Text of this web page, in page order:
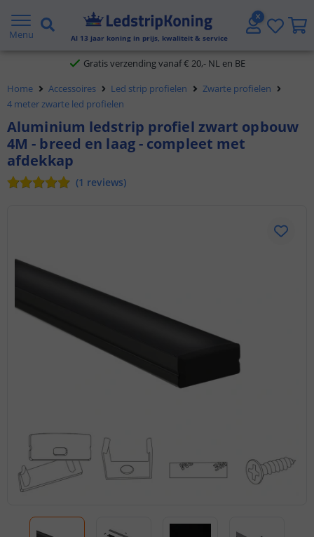
Menu Al 13 jaar koning in prijs, kwaliteit & service
5 jaar garantie
Gratis verzending vanaf € 20,- NL en BE
Klantbeoordeling 9.1
Voor 23:45 uur besteld,morgen in huis
Home Accessoires Led strip profielen
Zwarte profielen
4 meter zwarte led profielen
Aluminium ledstrip profiel zwart opbouw
4M - breed en laag - compleet met
afdekkap
(1 reviews)